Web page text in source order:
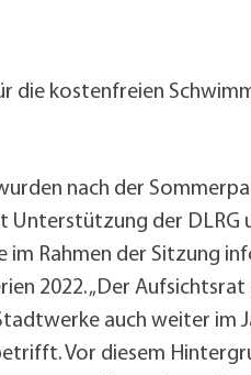
die kostenfreien
nach der
der DLRG
Rahmen der Sitzung
2022. „Der
auch weiter im
Vor diesem